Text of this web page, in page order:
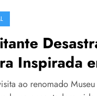
Inspirada
ao renomado